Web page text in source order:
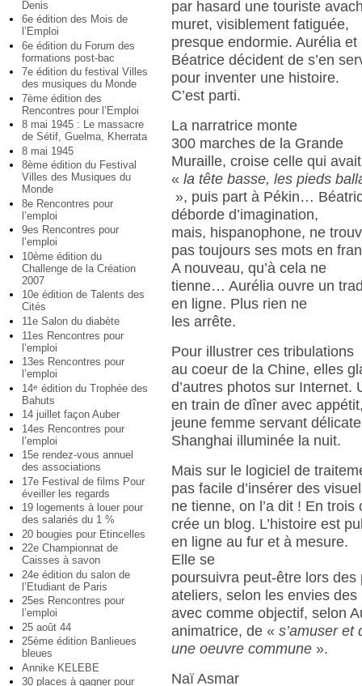
Denis
6e édition des Mois de
l’Emploi
6e édition du Forum des
formations post-bac
7e édition du festival Villes
des musiques du Monde
7ème édition des
Rencontres pour l’Emploi
8 mai 1945 : Le massacre
de Sétif, Guelma, Kherrata
8 mai 1945
8ème édition du Festival
Villes des Musiques du
Monde
8e Rencontres pour
l’emploi
9es Rencontres pour
l’emploi
10ème édition du
Challenge de la Création
2007
10e édition de Talents des
Cités
11e Salon du diabète
11es Rencontres pour
l’emploi
13es Rencontres pour
l’emploi
14e édition du Trophée des
Bahuts
14 juillet façon Auber
14es Rencontres pour
l’emploi
15e rendez-vous annuel
des associations
17e Festival de films Pour
éveiller les regards
19 logements à louer pour
des salariés du 1 %
20 bougies pour Etincelles
22e Championnat de
Caisses à savon
24e édition du salon de
l’Etudiant de Paris
25es Rencontres pour
l’emploi
25 août 44
25ème édition Banlieues
bleues
Annike KELEBE
30 places à gagner pour
par hasard une touriste
muret, visiblement fatiguée,
presque endormie. Aurélia et
Béatrice décident de s’en
pour inventer une histoire.
C’est parti.
La narratrice monte
300 marches de la Grande
Muraille, croise celle qui avait
«la tête basse, les pieds
», puis part à Pékin…
déborde d’imagination,
mais, hispanophone, ne
pas toujours ses mots en
A nouveau, qu’à cela ne
tienne… Aurélia ouvre un
en ligne. Plus rien ne
les arrête.
Pour illustrer ces tribulations
au coeur de la Chine, elles
d’autres photos sur Internet.
en train de dîner avec
jeune femme servant
Shanghai illuminée la nuit.
Mais sur le logiciel de
pas facile d’insérer des
ne tienne, on l’a dit ! En trois
crée un blog. L’histoire est
en ligne au fur et à mesure.
Elle se
poursuivra peut-être lors des
ateliers, selon les envies des
avec comme objectif, selon
animatrice, de «s’amuser et
une oeuvre commune ».
Naï Asmar